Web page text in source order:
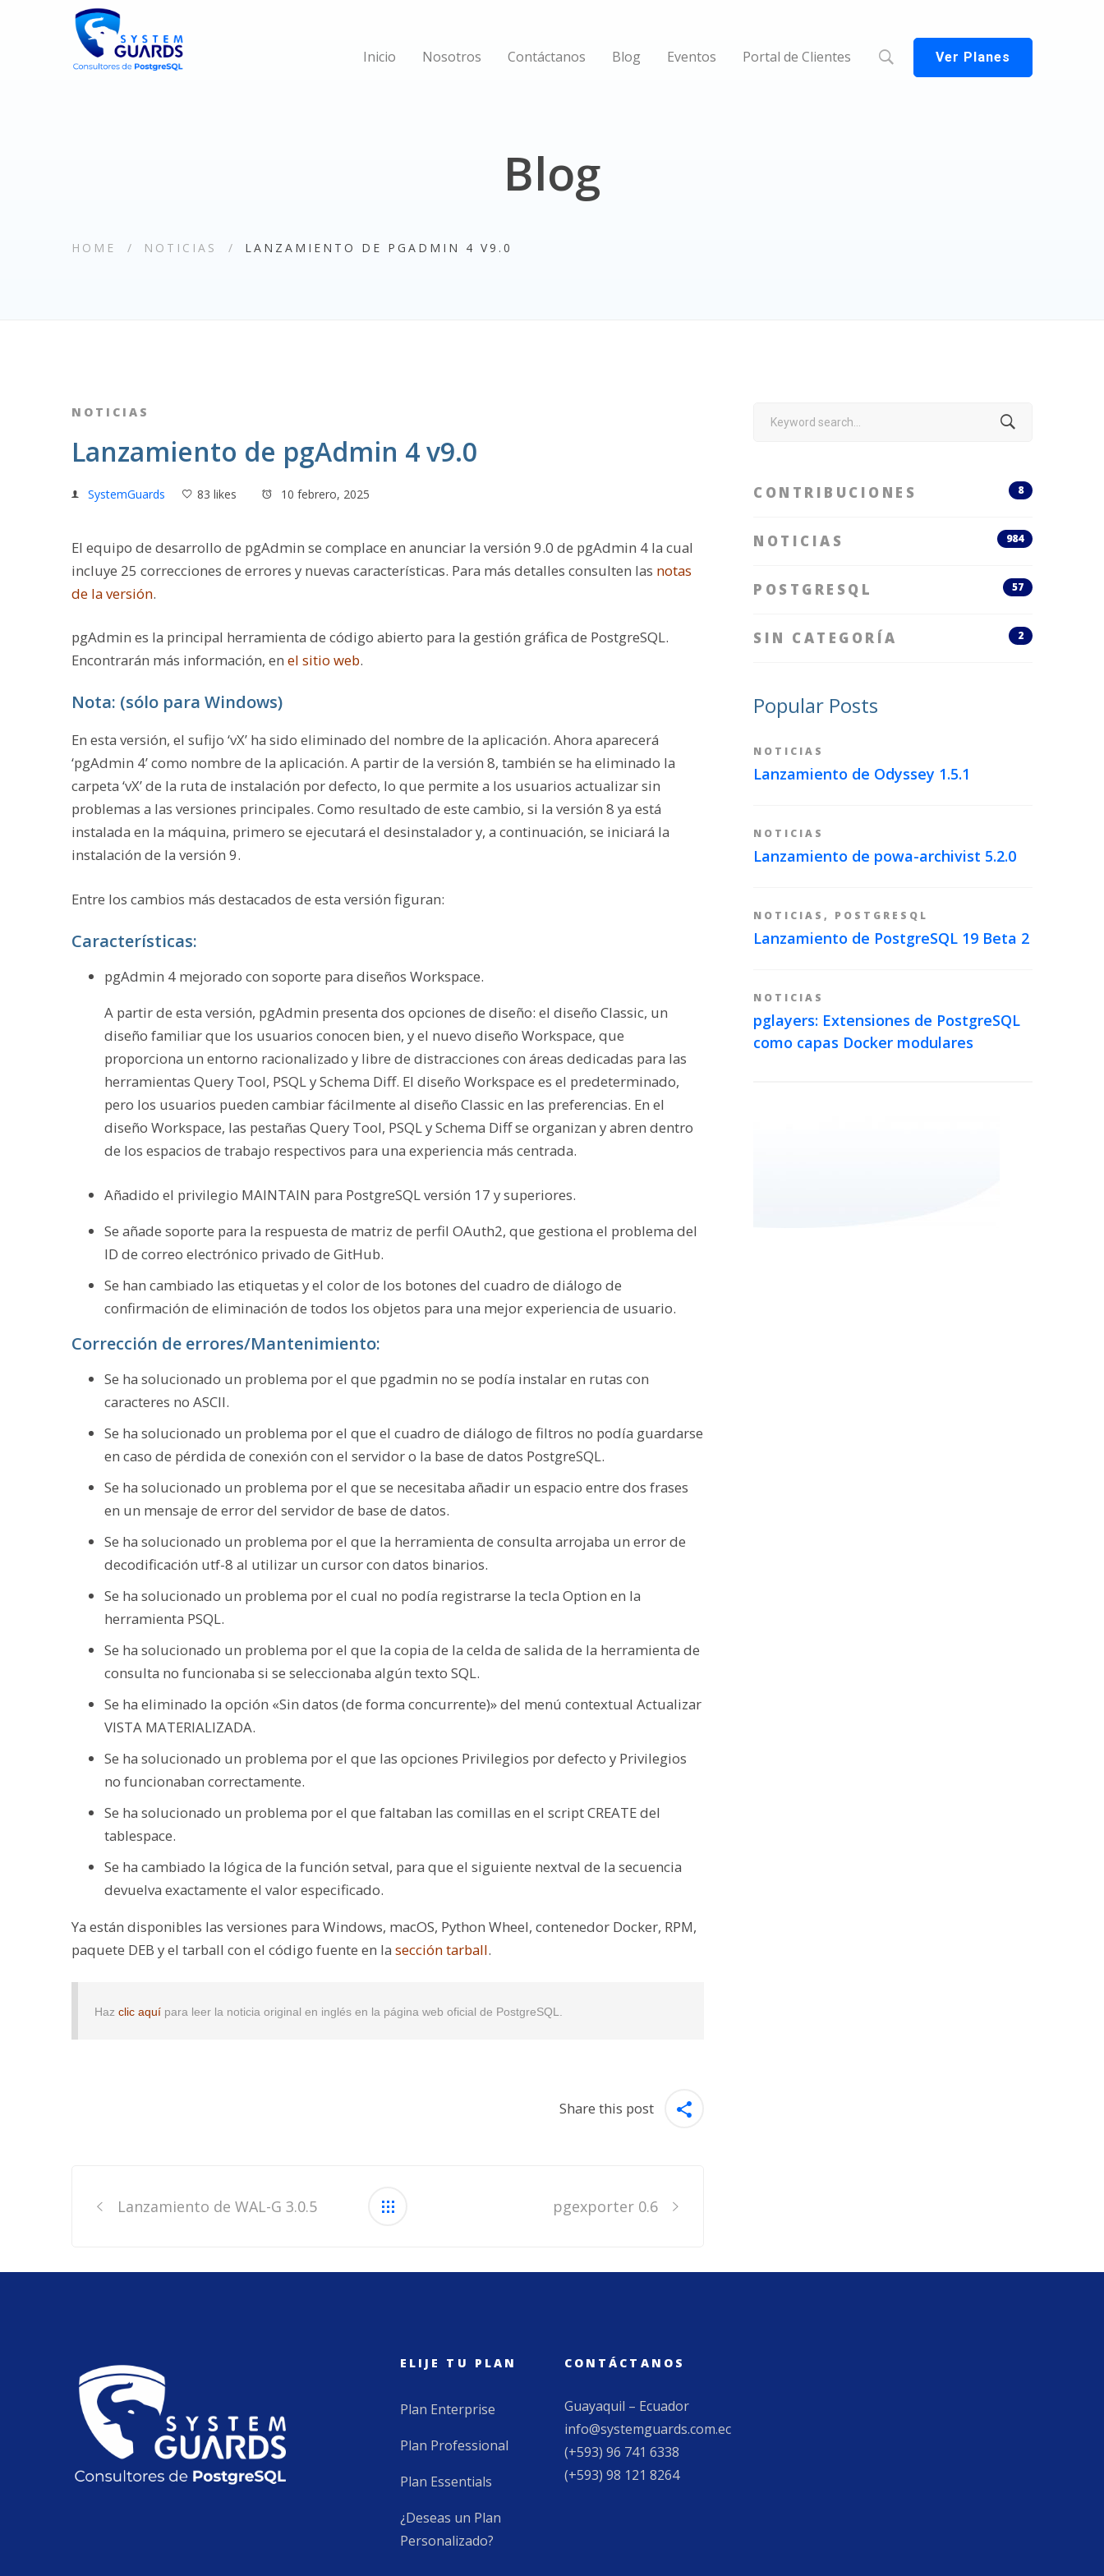
Inicio Nosotros Contáctanos Blog Eventos Portal de Clientes Ver Planes
Blog
HOME NOTICIAS LANZAMIENTO DE PGADMIN 4 V9.0
NOTICIAS
Lanzamiento de pgAdmin 4 v9.0
SystemGuards 83 likes 10 febrero, 2025
El equipo de desarrollo de pgAdmin se complace en anunciar la versión 9.0 de pgAdmin 4 la cual
incluye 25 correcciones de errores y nuevas características. Para más detalles consulten las notas
de la versión.
pgAdmin es la principal herramienta de código abierto para la gestión gráfica de PostgreSQL.
Encontrarán más información, en el sitio web.
Nota: (sólo para Windows)
En esta versión, el sufijo ‘vX’ ha sido eliminado del nombre de la aplicación. Ahora aparecerá
‘pgAdmin 4’ como nombre de la aplicación. A partir de la versión 8, también se ha eliminado la
carpeta ‘vX’ de la ruta de instalación por defecto, lo que permite a los usuarios actualizar sin
problemas a las versiones principales. Como resultado de este cambio, si la versión 8 ya está
instalada en la máquina, primero se ejecutará el desinstalador y, a continuación, se iniciará la
instalación de la versión 9.
Entre los cambios más destacados de esta versión figuran:
Características:
pgAdmin 4 mejorado con soporte para diseños Workspace.
A partir de esta versión, pgAdmin presenta dos opciones de diseño: el diseño Classic, un
diseño familiar que los usuarios conocen bien, y el nuevo diseño Workspace, que
proporciona un entorno racionalizado y libre de distracciones con áreas dedicadas para las
herramientas Query Tool, PSQL y Schema Diff. El diseño Workspace es el predeterminado,
pero los usuarios pueden cambiar fácilmente al diseño Classic en las preferencias. En el
diseño Workspace, las pestañas Query Tool, PSQL y Schema Diff se organizan y abren dentro
de los espacios de trabajo respectivos para una experiencia más centrada.
Añadido el privilegio MAINTAIN para PostgreSQL versión 17 y superiores.
Se añade soporte para la respuesta de matriz de perfil OAuth2, que gestiona el problema del
ID de correo electrónico privado de GitHub.
Se han cambiado las etiquetas y el color de los botones del cuadro de diálogo de
confirmación de eliminación de todos los objetos para una mejor experiencia de usuario.
Corrección de errores/Mantenimiento:
Se ha solucionado un problema por el que pgadmin no se podía instalar en rutas con
caracteres no ASCII.
Se ha solucionado un problema por el que el cuadro de diálogo de filtros no podía guardarse
en caso de pérdida de conexión con el servidor o la base de datos PostgreSQL.
Se ha solucionado un problema por el que se necesitaba añadir un espacio entre dos frases
en un mensaje de error del servidor de base de datos.
Se ha solucionado un problema por el que la herramienta de consulta arrojaba un error de
decodificación utf-8 al utilizar un cursor con datos binarios.
Se ha solucionado un problema por el cual no podía registrarse la tecla Option en la
herramienta PSQL.
Se ha solucionado un problema por el que la copia de la celda de salida de la herramienta de
consulta no funcionaba si se seleccionaba algún texto SQL.
Se ha eliminado la opción «Sin datos (de forma concurrente)» del menú contextual Actualizar
VISTA MATERIALIZADA.
Se ha solucionado un problema por el que las opciones Privilegios por defecto y Privilegios
no funcionaban correctamente.
Se ha solucionado un problema por el que faltaban las comillas en el script CREATE del
tablespace.
Se ha cambiado la lógica de la función setval, para que el siguiente nextval de la secuencia
devuelva exactamente el valor especificado.
Ya están disponibles las versiones para Windows, macOS, Python Wheel, contenedor Docker, RPM,
paquete DEB y el tarball con el código fuente en la sección tarball.
Haz clic aquí para leer la noticia original en inglés en la página web oficial de PostgreSQL.
Share this post
navigation
Lanzamiento de WAL-G 3.0.5 pgexporter 0.6
Search
CONTRIBUCIONES 8
NOTICIAS 984
POSTGRESQL 57
SIN CATEGORÍA 2
Popular Posts
NOTICIAS
Lanzamiento de Odyssey 1.5.1
NOTICIAS
Lanzamiento de powa-archivist 5.2.0
NOTICIAS , POSTGRESQL
Lanzamiento de PostgreSQL 19 Beta 2
NOTICIAS
pglayers: Extensiones de PostgreSQL
como capas Docker modulares
ELIJE TU PLAN
Plan Enterprise
Plan Professional
Plan Essentials
¿Deseas un Plan
Personalizado?
CONTÁCTANOS
Guayaquil – Ecuador
info@systemguards.com.ec
(+593) 96 741 6338
(+593) 98 121 8264